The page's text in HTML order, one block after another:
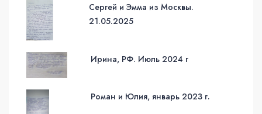
Сергей и Эмма из Москвы.
21.05.2025
Ирина, РФ. Июль 2024 г
Роман и Юлия, январь 2023 г.